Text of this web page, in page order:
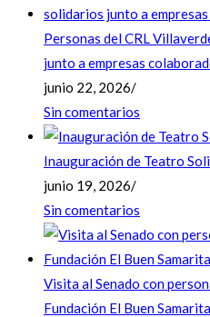
Personas del CRL
junto a empresas
junio 22, 2026/
Sin comentarios
Inauguración de Teatro
junio 19, 2026/
Sin comentarios
Visita al Senado con
Fundación El Buen